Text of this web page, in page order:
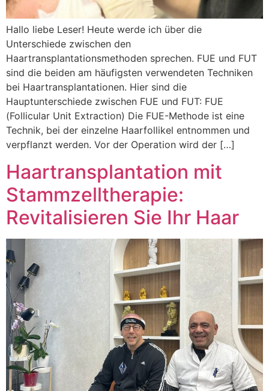
Hallo liebe Leser! Heute werde ich über die
Unterschiede zwischen den
Haartransplantationsmethoden sprechen. FUE und FUT
sind die beiden am häufigsten verwendeten Techniken
bei Haartransplantationen. Hier sind die
Hauptunterschiede zwischen FUE und FUT: FUE
(Follicular Unit Extraction) Die FUE-Methode ist eine
Technik, bei der einzelne Haarfollikel entnommen und
verpflanzt werden. Vor der Operation wird der […]
Haartransplantation mit
Stammzelltherapie:
Revitalisieren Sie Ihr Haar